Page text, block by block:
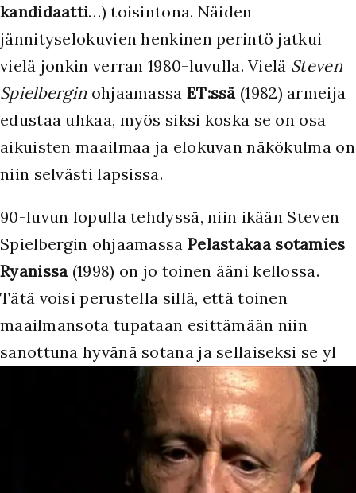
kandidaatti…) toisintona. Näiden
jännityselokuvien henkinen perintö jatkui
vielä jonkin verran 1980-luvulla. Vielä Steven
Spielbergin ohjaamassa ET:ssä (1982) armeija
edustaa uhkaa, myös siksi koska se on osa
aikuisten maailmaa ja elokuvan näkökulma on
niin selvästi lapsissa.
90-luvun lopulla tehdyssä, niin ikään Steven
Spielbergin ohjaamassa Pelastakaa sotamies
Ryanissa (1998) on jo toinen ääni kellossa.
Tätä voisi perustella sillä, että toinen
maailmansota tupataan esittämään niin
sanottuna hyvänä sotana ja sellaiseksi se yl